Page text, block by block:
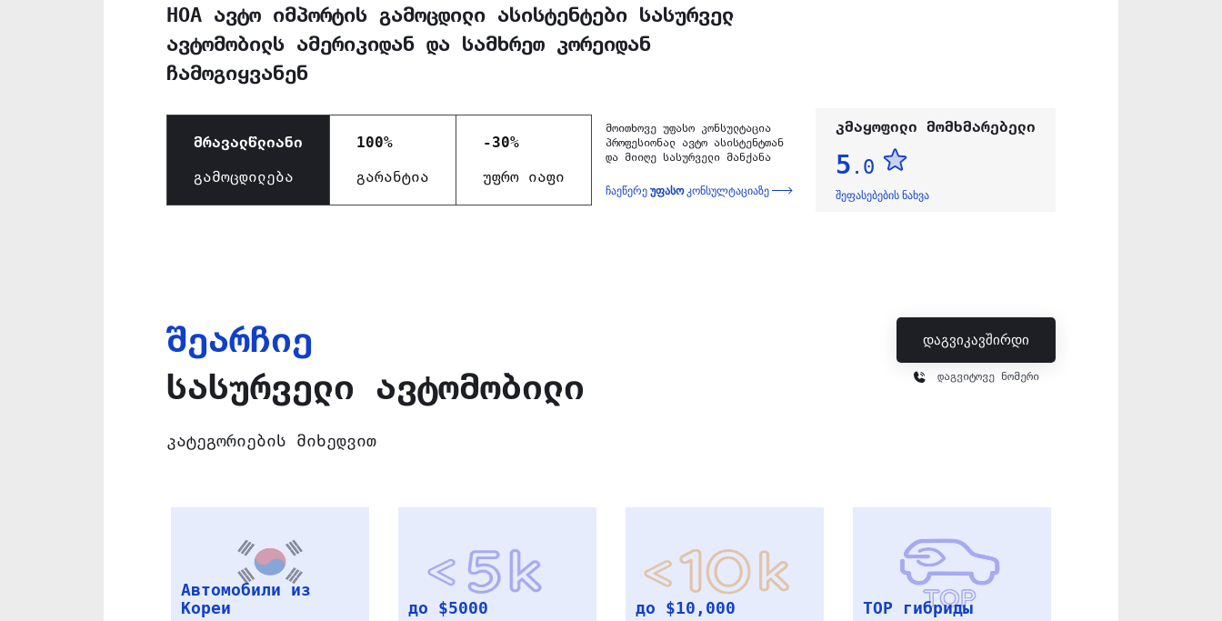
HOA ავტო იმპორტის გამოცდილი ასისტენტები სასურველ
ავტომობილს ამერიკიდან და სამხრეთ კორეიდან
ჩამოგიყვანენ
მრავალწლიანი
გამოცდილება
100%
გარანტია
-30%
უფრო იაფი
მოითხოვე უფასო კონსულტაცია
პროფესიონალ ავტო ასისტენტთან
და მიიღე სასურველი მანქანა
ჩაეწერეუფასოკონსულტაციაზე
კმაყოფილი მომხმარებელი
5.0
შეფასებების ნახვა
შეარჩიე
სასურველი ავტომობილი
კატეგორიების მიხედვით
დაგვიკავშირდი
დაგვიტოვე ნომერი
Автомобили из
TOP гибриды